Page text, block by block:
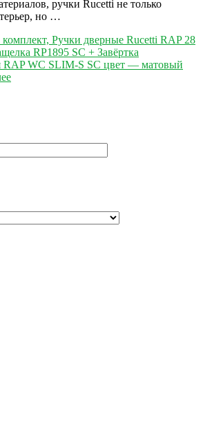
ручки Rucetti не только
но …
Ручки дверные Rucetti RAP 28
RP1895 SC + Завёртка
RAP WC SLIM-S SC цвет — матовый